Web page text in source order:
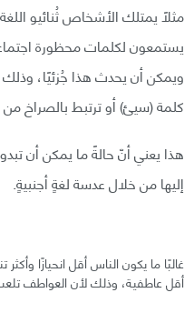
مثلاً يمتلك الأشخاص ثُنائيو
يستمعون لكلمات محظورة
ويمكن أن يحدث هذا جُزئيًا، وذلك
كلمة (سيئ) أو ترتبط بالصراخ من
هذا يعني أنّ حالةً ما يمكن أن
إليها من خلال عدسة لغةٍ أجنبيةٍ.
غالبًا ما يكون الناس أقل انحيازًا
أقل عاطفية، وذلك لأن العواطف